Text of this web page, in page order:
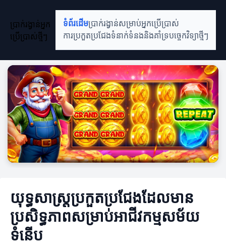
ប្រាក់រង្វាន់អ្នក
ប្រើប្រាស់ថ្មីៗ
ទំព័រដើមប្រាក់រង្វាន់សម្រាប់អ្នកប្រើប្រាស់
ការប្រកួតប្រជែងទំនាក់ទំនងនិងគាំទ្របច្ចេកវិទ្យាថ្មីៗ
យុទ្ធសាស្ត្រប្រកួតប្រជែងដែលមាន
ប្រសិទ្ធភាពសម្រាប់អាជីវកម្មសម័យ
ទំនើប